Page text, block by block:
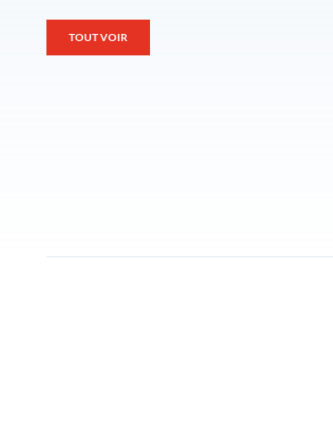
TOUT VOIR